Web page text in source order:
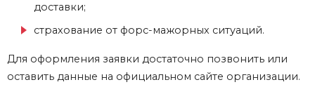
доставки;
страхование от форс-мажорных ситуаций.
Для оформления заявки достаточно позвонить или
оставить данные на официальном сайте организации.